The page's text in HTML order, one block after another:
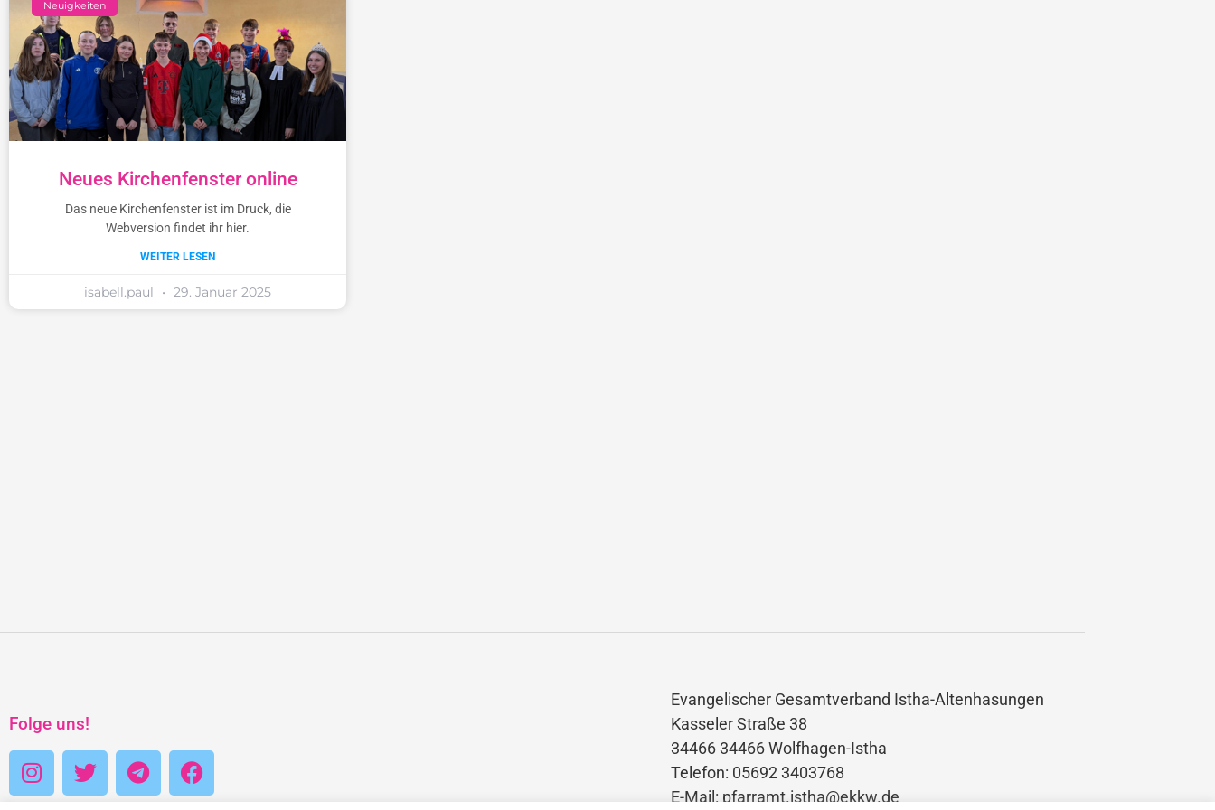
Neuigkeiten
Neues Kirchenfenster online
Das neue Kirchenfenster ist im Druck, die
Webversion findet ihr hier.
WEITER LESEN
isabell.paul 29. Januar 2025
Folge uns!
Evangelischer Gesamtverband Istha-Altenhasungen
Kasseler Straße 38
34466 34466 Wolfhagen-Istha
Telefon: 05692 3403768
E-Mail: pfarramt.istha@ekkw.de